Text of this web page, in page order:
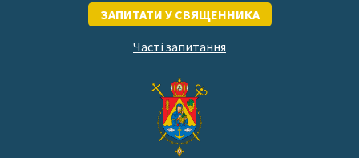
ЗАПИТАТИ У СВЯЩЕННИКА
Часті запитання